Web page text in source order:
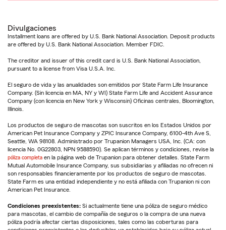
Divulgaciones
Installment loans are offered by U.S. Bank National Association. Deposit products
are offered by U.S. Bank National Association. Member FDIC.
The creditor and issuer of this credit card is U.S. Bank National Association,
pursuant to a license from Visa U.S.A. Inc.
El seguro de vida y las anualidades son emitidos por State Farm Life Insurance
Company. (Sin licencia en MA, NY y WI) State Farm Life and Accident Assurance
Company (con licencia en New York y Wisconsin) Oficinas centrales, Bloomington,
Illinois.
Los productos de seguro de mascotas son suscritos en los Estados Unidos por
American Pet Insurance Company y ZPIC Insurance Company, 6100-4th Ave S,
Seattle, WA 98108. Administrado por Trupanion Managers USA, Inc. (CA: con
licencia No. 0G22803, NPN 9588590). Se aplican términos y condiciones, revise la
póliza completa en la página web de Trupanion para obtener detalles. State Farm
Mutual Automobile Insurance Company, sus subsidiarias y afiliadas no ofrecen ni
son responsables financieramente por los productos de seguro de mascotas.
State Farm es una entidad independiente y no está afiliada con Trupanion ni con
American Pet Insurance.
Condiciones preexistentes: Si actualmente tiene una póliza de seguro médico
para mascotas, el cambio de compañía de seguros o la compra de una nueva
póliza podría afectar ciertas disposiciones, tales como las coberturas para